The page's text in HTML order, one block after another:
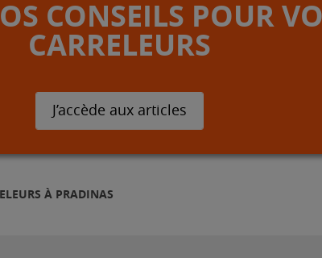
CONSEILS POUR
CARRELEURS
J’accède aux articles
À PRADINAS